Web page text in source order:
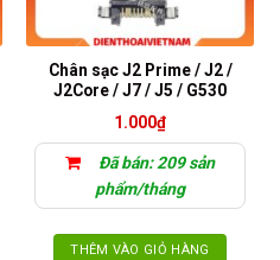
Chân sạc J2 Prime / J2 /
J2Core / J7 / J5 / G530
1.000₫
Đã bán: 209 sản
phẩm/tháng
THÊM VÀO GIỎ HÀNG